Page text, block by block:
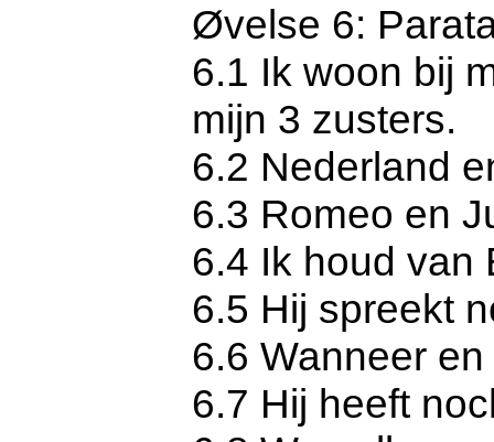
Øvelse 6:
6.1 Ik woon bij
mijn 3 zusters.
6.2 Nederland
6.3 Romeo en
6.4 Ik houd van
6.5 Hij spreekt
6.6 Wanneer
6.7 Hij heeft